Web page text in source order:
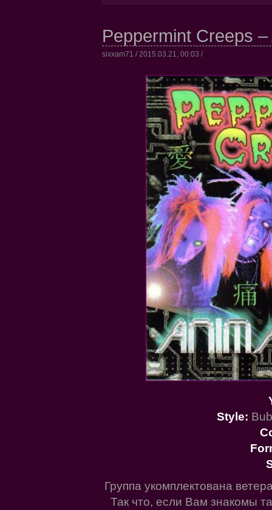
Peppermint Creeps
sixxam71 / 2015.03.21, 00:03 /
Style:
Группа укомплектована
Так что, если Вам знакомы